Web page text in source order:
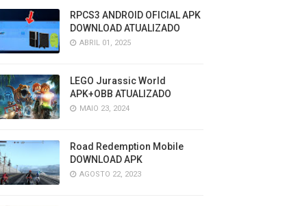
RPCS3 ANDROID OFICIAL APK
DOWNLOAD ATUALIZADO
ABRIL 01, 2025
LEGO Jurassic World
APK+OBB ATUALIZADO
MAIO 23, 2024
Road Redemption Mobile
DOWNLOAD APK
AGOSTO 22, 2023